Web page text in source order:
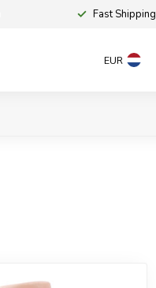
Fast Shipping
EUR